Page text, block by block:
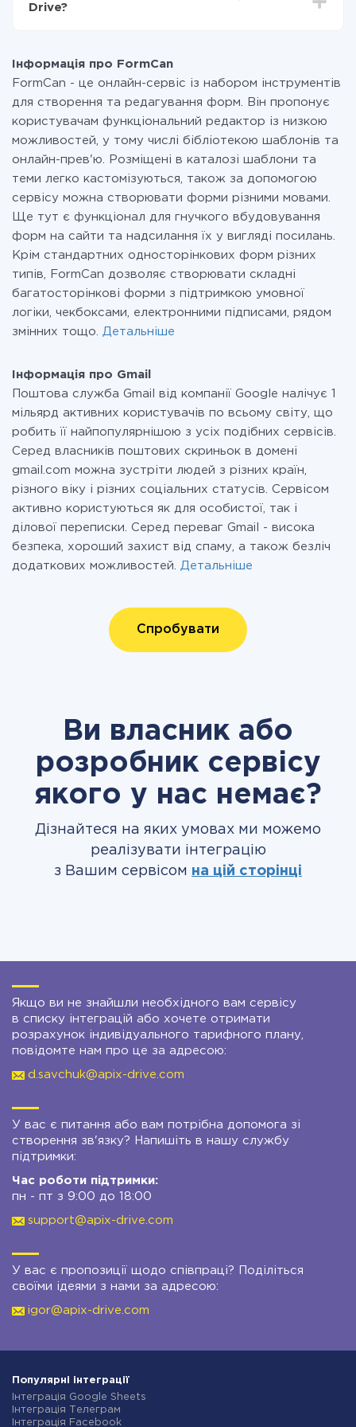
передаються з однієї вашої системи в іншу через
при необхідності. Детальніше про
Drive?
Інформація про FormCan
FormCan - це онлайн-сервіс із набором інструментів
для створення та редагування форм. Він пропонує
користувачам функціональний редактор із низкою
можливостей, у тому числі бібліотекою шаблонів та
онлайн-прев'ю. Розміщені в каталозі шаблони та
теми легко кастомізуються, також за допомогою
сервісу можна створювати форми різними мовами.
Ще тут є функціонал для гнучкого вбудовування
форм на сайти та надсилання їх у вигляді посилань.
Крім стандартних односторінкових форм різних
типів, FormCan дозволяє створювати складні
багатосторінкові форми з підтримкою умовної
логіки, чекбоксами, електронними підписами, рядом
змінних тощо. Детальніше
Інформація про Gmail
Поштова служба Gmail від компанії Google налічує 1
мільярд активних користувачів по всьому світу, що
робить її найпопулярнішою з усіх подібних сервісів.
Серед власників поштових скриньок в домені
gmail.com можна зустріти людей з різних країн,
різного віку і різних соціальних статусів. Сервісом
активно користуються як для особистої, так і
ділової переписки. Серед переваг Gmail - висока
безпека, хороший захист від спаму, а також безліч
додаткових можливостей. Детальніше
Спробувати
Ви власник або
розробник сервісу
якого у нас немає?
Дізнайтеся на яких умовах ми можемо
реалізувати інтеграцію
з Вашим сервісом на цій сторінці
Якщо ви не знайшли необхідного вам сервісу
в списку інтеграцій або хочете отримати
розрахунок індивідуального тарифного плану,
повідомте нам про це за адресою:
d.savchuk@apix-drive.com
У вас є питання або вам потрібна допомога зі
створення зв'язку? Напишіть в нашу службу
підтримки:
Час роботи підтримки:
пн - пт з 9:00 до 18:00
support@apix-drive.com
У вас є пропозиції щодо співпраці? Поділіться
своїми ідеями з нами за адресою:
igor@apix-drive.com
Популярні інтеграції
Інтеграція Google Sheets
Інтеграція Телеграм
Інтеграція Facebook